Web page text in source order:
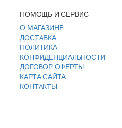
ПОМОЩЬ И СЕРВИС
О МАГАЗИНЕ
ДОСТАВКА
ПОЛИТИКА
КОНФИДЕНЦИАЛЬНОСТИ
ДОГОВОР ОФЕРТЫ
КАРТА САЙТА
КОНТАКТЫ